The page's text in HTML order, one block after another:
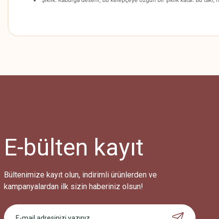
Bu ürüne benzer farklı alternatifler olmalı.
E-bülten kayıt
Bültenimize kayıt olun, indirimli ürünlerden ve
kampanyalardan ilk sizin haberiniz olsun!